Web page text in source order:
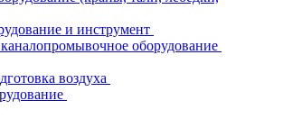
и инструмент
оборудование
воздуха